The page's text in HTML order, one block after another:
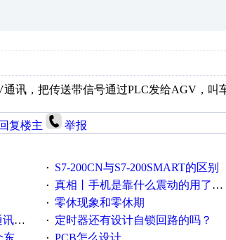
讯，把传送带信号通过PLC发给AGV，
回复楼主 举报
· S7-200CN与S7-200SMART的区别
· 真相丨手机是靠什么震动的用了这么多年才知道！
· 零休现象和零休期
！ · 定时器还有设计自锁回路的吗？
的 PCB怎么设计